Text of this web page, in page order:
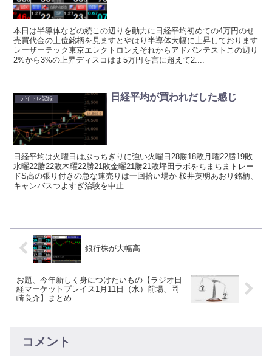
本日は半導体などの続この辺りを動力に日経平均初めての4万円のせ
売買代金の上位銘柄を見ますとやはり半導体大幅に上昇しております
レーザーテック東京エレクトロンえそれからアドバンテストこの辺り
2%から3%の上昇ディスコはま5万円を言に超えて2....
デイトレ記録 日経平均が買われだした感じ
日経平均は火曜日はぶっちぎりに強い火曜日28勝18敗月曜22勝19敗
水曜22勝22敗木曜22勝21敗金曜21勝21敗坪田ラボをちまちまトレー
ドS高の張り付きの急な連売りは一回拾い場か 桜井英明あおり銘柄、
キャンバスつよすぎ治験を中止...
銀行株が大幅高
お題、今年新しく身につけたいもの【ラジオ日
経マーケットプレイス1月11日（水）前場、岡
崎良介】まとめ
コメント